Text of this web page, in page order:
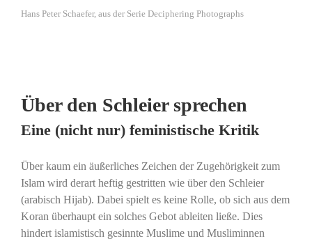
Hans Peter Schaefer, aus der Serie Deciphering Photographs
Über den Schleier sprechen
Eine (nicht nur) feministische Kritik
Über kaum ein äußerliches Zeichen der Zugehörigkeit zum
Islam wird derart heftig gestritten wie über den Schleier
(arabisch Hijab). Dabei spielt es keine Rolle, ob sich aus dem
Koran überhaupt ein solches Gebot ableiten ließe. Dies
hindert islamistisch gesinnte Muslime und Musliminnen